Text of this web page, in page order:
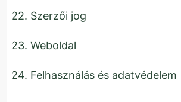
Szerzői jog
Weboldal
Felhasználás és adatvédelem